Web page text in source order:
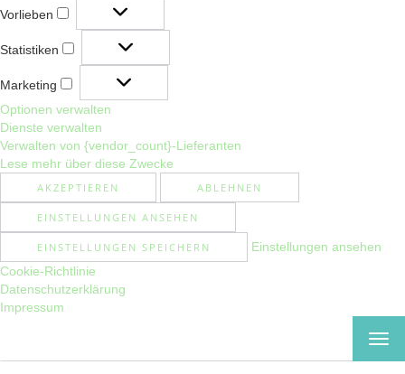
Vorlieben
Vorlieben
Statistiken
Statistiken
Marketing
Marketing
Optionen verwalten
Dienste verwalten
Verwalten von {vendor_count}-Lieferanten
Lese mehr über diese Zwecke
AKZEPTIEREN ABLEHNEN
EINSTELLUNGEN ANSEHEN
EINSTELLUNGEN SPEICHERN
Einstellungen ansehen
Cookie-Richtlinie
Datenschutzerklärung
Impressum